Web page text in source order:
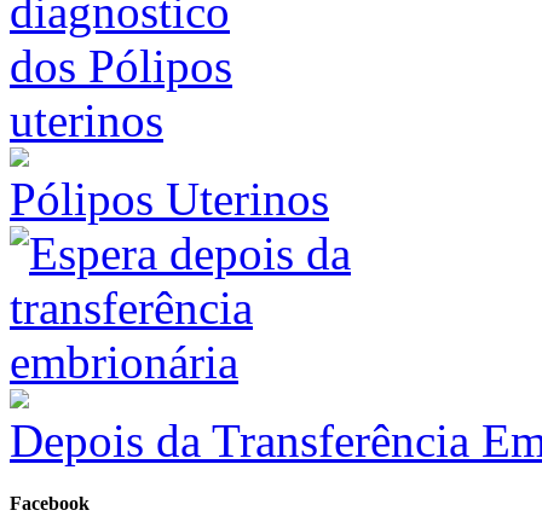
Pólipos Uterinos
Depois da Transferência
Facebook